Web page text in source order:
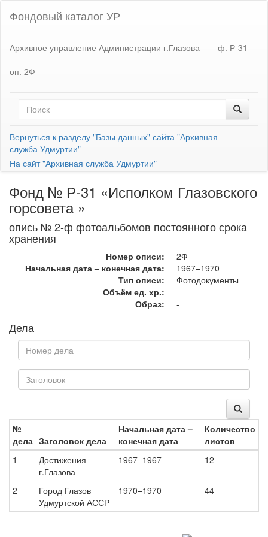
Фондовый каталог УР
Архивное управление Администрации г.Глазова
ф. Р-31
оп. 2Ф
Вернуться к разделу "Базы данных" сайта "Архивная
служба Удмуртии"
На сайт "Архивная служба Удмуртии"
Фонд № Р-31 «Исполком Глазовского
горсовета »
опись № 2-ф фотоальбомов постоянного срока
хранения
Номер описи:
2Ф
Начальная дата – конечная дата:
1967–1970
Тип описи:
Фотодокументы
Объём ед. хр.:
Образ:
-
Дела
№
дела Заголовок дела
Начальная дата –
конечная дата
Количество
листов
1
Достижения
г.Глазова
1967–1967 12
2
Город Глазов
Удмуртской АССР
1970–1970 44